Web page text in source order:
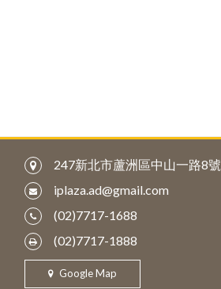
247新北市蘆洲區中山一路8號
iplaza.ad@gmail.com
(02)7717-1688
(02)7717-1888
Google Map